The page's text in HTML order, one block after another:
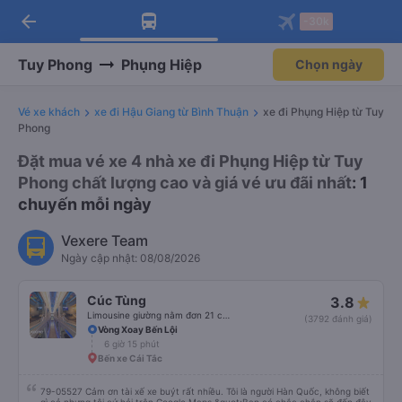
Tải app Vexere ngay!
Nhận ưu đãi thành viên độc
Mở app
Tải app Vexere
-30k/ghế khi đặt vé máy bay qua
Mở app
arrow_back
Tuy Phong Phụng Hiệp Chọn ngày
Vé xe khách xe đi Hậu Giang từ Bình Thuận
xe đi Phụng Hiệp từ Tuy
Phong
Đặt mua vé xe 4 nhà xe đi Phụng Hiệp từ Tuy
Phong chất lượng cao và giá vé ưu đãi nhất: 1
chuyến mỗi ngày
Vexere Team
Ngày cập nhật: 08/08/2026
Cúc Tùng 3.8
(3792 đánh giá)
Vòng Xoay Bến Lội
6 giờ 15 phút
Bến xe Cái Tắc
79-05527 Cảm ơn tài xế xe buýt rất nhiều. Tôi là người Hàn Quốc, không biết